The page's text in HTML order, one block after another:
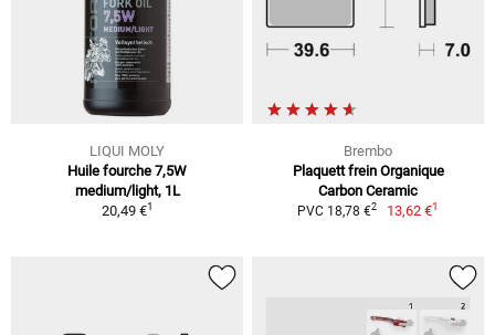
LIQUI MOLY
Huile fourche 7,5W
medium/light, 1L
20,49 €1
Brembo
Plaquett frein Organique
Carbon Ceramic
PVC 18,78 €2 13,62 €1